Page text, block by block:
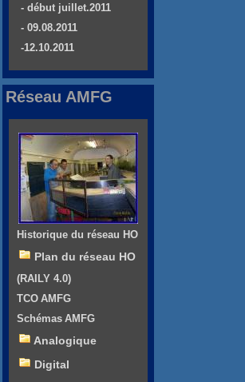
- début juillet.2011
- 09.08.2011
-12.10.2011
Réseau AMFG
Historique du réseau HO
Plan du réseau HO
(RAILY 4.0)
TCO AMFG
Schémas AMFG
Analogique
Digital